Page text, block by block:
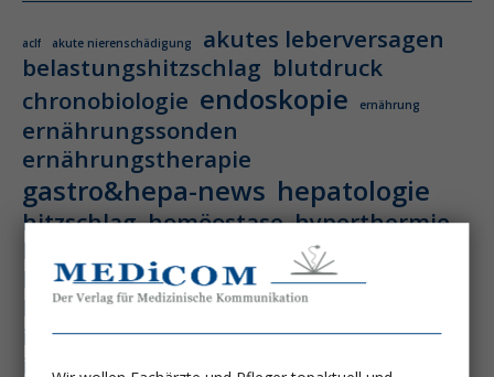
aclf akute nierenschädigung
akutes leberversagen
belastungshitzschlag blutdruck
chronobiologie endoskopie ernährung
ernährungssonden
ernährungstherapie
gastro&hepa-news hepatologie
hitzschlag homöostase hyperthermie
hämatologie
hämatologische neoplasie
hämodynamische optimierung
immundysfunktion
immunosep-studie immuntherapie